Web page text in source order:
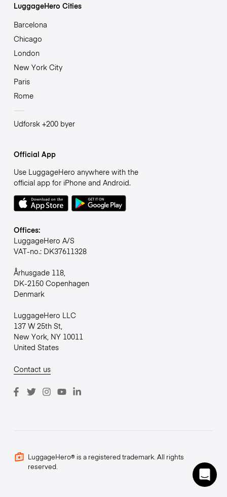
LuggageHero Cities
Barcelona
Chicago
London
New York City
Paris
Rome
Udforsk +200 byer
Official App
Use LuggageHero anywhere with the
official app for iPhone and Android.
Offices:
LuggageHero A/S
VAT-no.: DK37611328
Århusgade 118,
DK-2150 Copenhagen
Denmark
LuggageHero LLC
137 W 25th St,
New York, NY 10011
United States
Contact us
LuggageHero® is a registered trademark. All rights
reserved.